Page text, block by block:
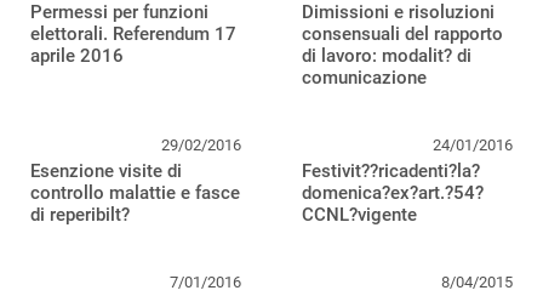
Permessi per funzioni
elettorali. Referendum 17
aprile 2016
Dimissioni e risoluzioni
consensuali del rapporto
di lavoro: modalit? di
comunicazione
29/02/2016
Esenzione visite di
controllo malattie e fasce
di reperibilt?
24/01/2016
Festivit??ricadenti?la?
domenica?ex?art.?54?
CCNL?vigente
7/01/2016 8/04/2015